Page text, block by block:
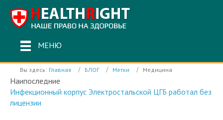
МЕНЮ
Вы здесь: Главная БЛОГ Метки Медицина
Наипоследние
Инфекционный корпус Электростальской ЦГБ работал без
лицензии